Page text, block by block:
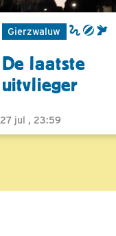
Gierzwaluw
De laatste
uitvlieger
27 jul , 23:59